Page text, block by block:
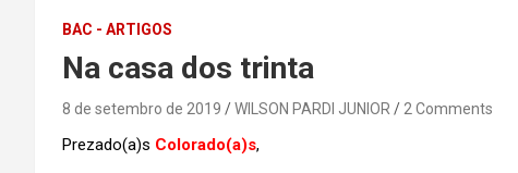
BAC - ARTIGOS
Na casa dos trinta
8 de setembro de 2019 WILSON PARDI JUNIOR 2 Comments
Prezado(a)s Colorado(a)s,